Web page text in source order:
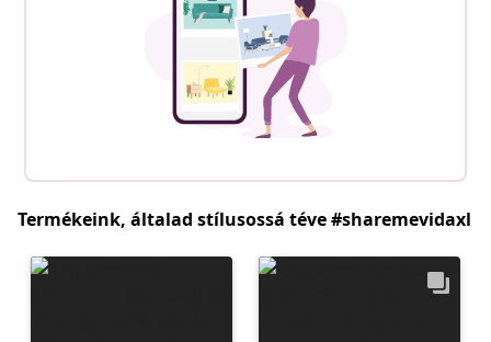
Termékeink, általad stílusossá téve #sharemevidaxl